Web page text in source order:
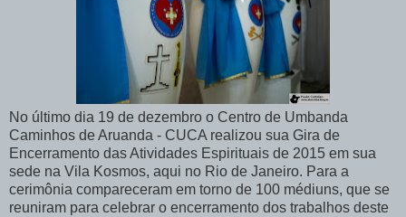
No último dia 19 de dezembro o Centro de Umbanda
Caminhos de Aruanda - CUCA realizou sua Gira de
Encerramento das Atividades Espirituais de 2015 em sua
sede na Vila Kosmos, aqui no Rio de Janeiro. Para a
cerimônia compareceram em torno de 100 médiuns, que se
reuniram para celebrar o encerramento dos trabalhos deste